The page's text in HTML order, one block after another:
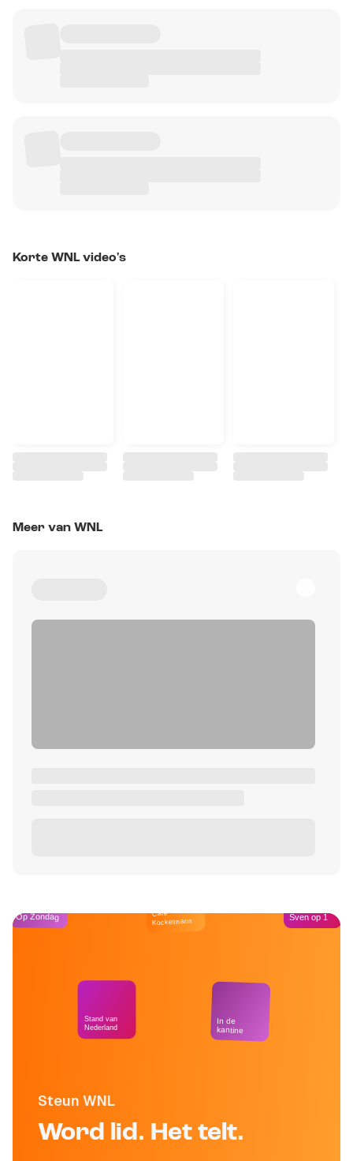
Korte WNL video's
Meer van WNL
Steun WNL
Word lid. Het telt.
Op Zondag
Stand van
Nederland
Café
Kockelmann
In de
kantine
Sven op 1